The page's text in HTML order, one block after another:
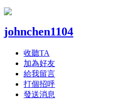
johnchen1104
收聽TA
加為好友
給我留言
打個招呼
發送消息